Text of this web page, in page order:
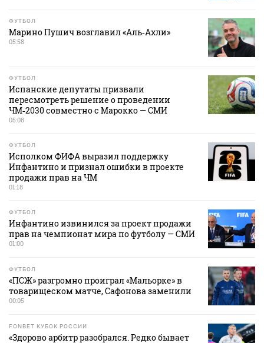
ФУТБОЛ
Марино Пушич возглавил «Аль‑Ахли»
05:58
ФУТБОЛ
Испанские депутаты призвали
пересмотреть решение о проведении
ЧМ‑2030 совместно с Марокко — СМИ
05:08
ФУТБОЛ
Исполком ФИФА выразил поддержку
Инфантино и признал ошибки в проекте
продажи прав на ЧМ
01:18
ФУТБОЛ
Инфантино извинился за проект продажи
прав на чемпионат мира по футболу — СМИ
01:00
ФУТБОЛ
«ПСЖ» разгромно проиграл «Мальорке» в
товарищеском матче, Сафонова заменили
00:05
FONBET КУБОК РОССИИ
«Здорово арбитр разобрался. Редко бывает